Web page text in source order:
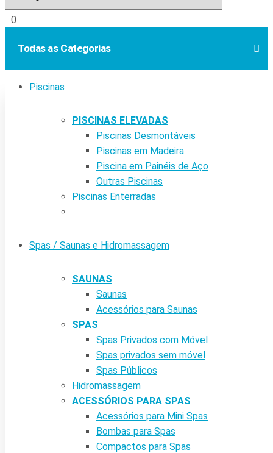
0
Todas as Categorias
Piscinas
PISCINAS ELEVADAS
Piscinas Desmontáveis
Piscinas em Madeira
Piscina em Painéis de Aço
Outras Piscinas
Piscinas Enterradas
Spas / Saunas e Hidromassagem
SAUNAS
Saunas
Acessórios para Saunas
SPAS
Spas Privados com Móvel
Spas privados sem móvel
Spas Públicos
Hidromassagem
ACESSÓRIOS PARA SPAS
Acessórios para Mini Spas
Bombas para Spas
Compactos para Spas